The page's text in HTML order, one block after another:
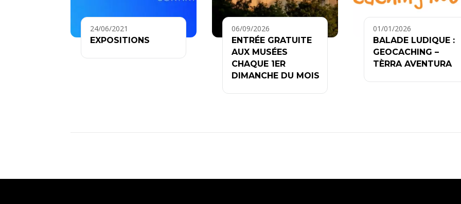
24/06/2021
EXPOSITIONS
06/09/2026
ENTRÉE GRATUITE
AUX MUSÉES
CHAQUE 1ER
DIMANCHE DU MOIS
01/01/2026
BALADE LUDIQUE :
GEOCACHING –
TÈRRA AVENTURA